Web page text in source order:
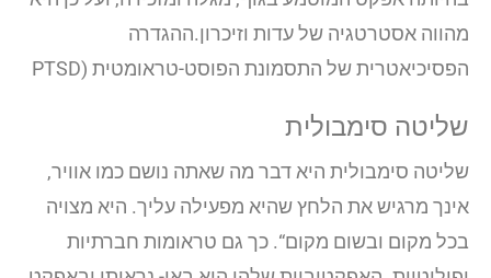
מהווה אסטרטגיה של עדות וזיכרון.ההגדרה
הפסיכיאטרית של התסמונת הפוסט-טראומטית (PTSD
שליטה סימבולית
שליטה סימבולית היא דבר מה שאתה נושם כמו אוויר,
אינך מרגיש את הלחץ שהיא מפעילה עליך. היא מצויה
בכל מקום ובשום מקום“. כך גם טראומות חברתיות